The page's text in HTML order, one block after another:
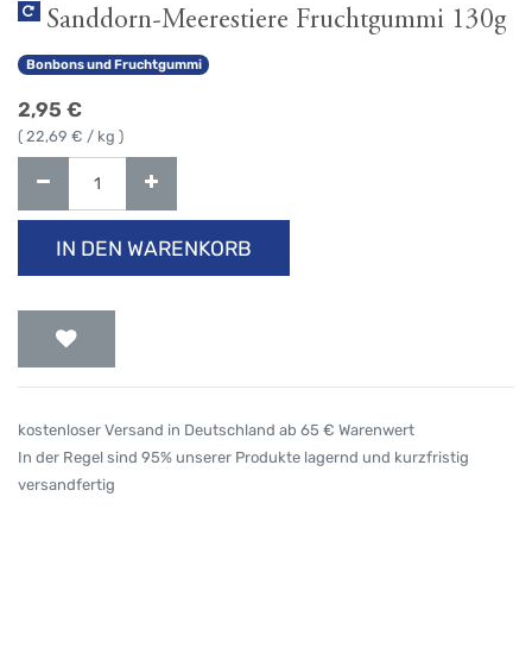
Sanddorn-Meerestiere Fruchtgummi 130g
Bonbons und Fruchtgummi
2,95 €
( 22,69 € / kg )
IN DEN WARENKORB
kostenloser Versand in Deutschland ab 65 € Warenwert
In der Regel sind 95% unserer Produkte lagernd und kurzfristig
versandfertig